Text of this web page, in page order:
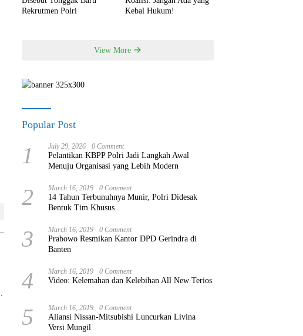
Rekrutmen Polri
Kebal Hukum!
View More
Popular Post
1 July 29, 2026 0 Comment
Pelantikan KBPP Polri Jadi Langkah Awal
Menuju Organisasi yang Lebih Modern
2 March 16, 2019 0 Comment
14 Tahun Terbunuhnya Munir, Polri Didesak
Bentuk Tim Khusus
3 March 16, 2019 0 Comment
Prabowo Resmikan Kantor DPD Gerindra di
Banten
4 March 16, 2019 0 Comment
Video: Kelemahan dan Kelebihan All New Terios
5 March 16, 2019 0 Comment
Aliansi Nissan-Mitsubishi Luncurkan Livina
Versi Mungil